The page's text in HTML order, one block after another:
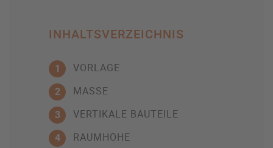
INHALTSVERZEICHNIS
1 VORLAGE
2 MASSE
3 VERTIKALE BAUTEILE
4 RAUMHÖHE